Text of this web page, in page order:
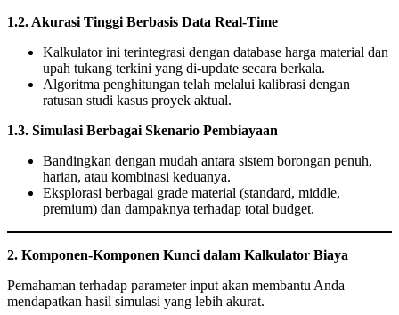
1.2. Akurasi Tinggi Berbasis Data Real-Time
Kalkulator ini terintegrasi dengan database harga material dan
upah tukang terkini yang di-update secara berkala.
Algoritma penghitungan telah melalui kalibrasi dengan
ratusan studi kasus proyek aktual.
1.3. Simulasi Berbagai Skenario Pembiayaan
Bandingkan dengan mudah antara sistem borongan penuh,
harian, atau kombinasi keduanya.
Eksplorasi berbagai grade material (standard, middle,
premium) dan dampaknya terhadap total budget.
2. Komponen-Komponen Kunci dalam Kalkulator Biaya
Pemahaman terhadap parameter input akan membantu Anda
mendapatkan hasil simulasi yang lebih akurat.